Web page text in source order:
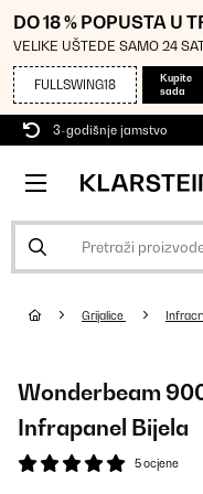
DO 18 % POPUSTA U
VELIKE UŠTEDE SAMO 24
FULLSWING18
Kupite
sada
3-godišnje jamstvo
Grijalice
Wonderbeam
Infrapanel Bijela
5 ocjene